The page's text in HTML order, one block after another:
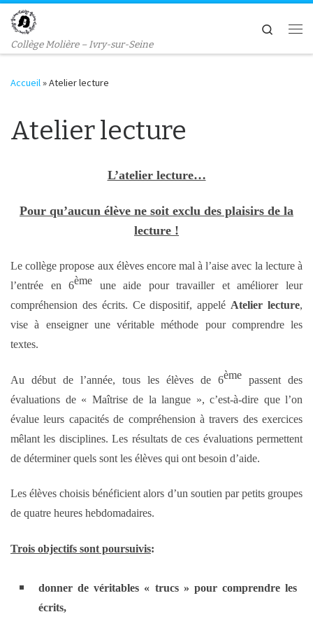
Passer au contenu
Collège Molière – Ivry-sur-Seine
Search
Accueil »Atelier lecture
Atelier lecture
L’atelier lecture…
Pour qu’aucun élève ne soit exclu des plaisirs de la
lecture !
Le collège propose aux élèves encore mal à l’aise avec la lecture à
l’entrée en 6ème une aide pour travailler et améliorer leur
compréhension des écrits. Ce dispositif, appelé Atelier lecture,
vise à enseigner une véritable méthode pour comprendre les
textes.
Au début de l’année, tous les élèves de 6ème passent des
évaluations de « Maîtrise de la langue », c’est-à-dire que l’on
évalue leurs capacités de compréhension à travers des exercices
mêlant les disciplines. Les résultats de ces évaluations permettent
de déterminer quels sont les élèves qui ont besoin d’aide.
Les élèves choisis bénéficient alors d’un soutien par petits groupes
de quatre heures hebdomadaires.
Trois objectifs sont poursuivis:
donner de véritables « trucs » pour comprendre les
écrits,